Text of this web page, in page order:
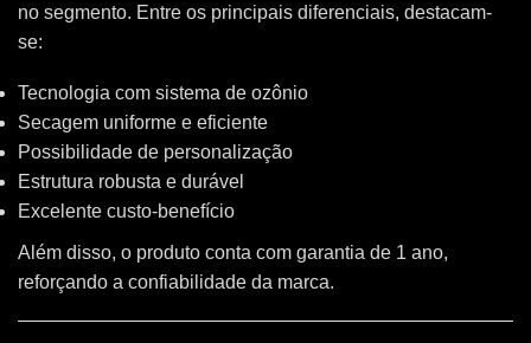
no segmento. Entre os principais diferenciais, destacam-
se:
Tecnologia com sistema de ozônio
Secagem uniforme e eficiente
Possibilidade de personalização
Estrutura robusta e durável
Excelente custo-benefício
Além disso, o produto conta com garantia de 1 ano,
reforçando a confiabilidade da marca.